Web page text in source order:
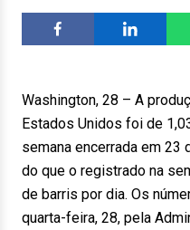
Washington, 28 – A
Estados Unidos foi de
semana encerrada em 23
do que o registrado na
de barris por dia. Os
quarta-feira, 28, pela